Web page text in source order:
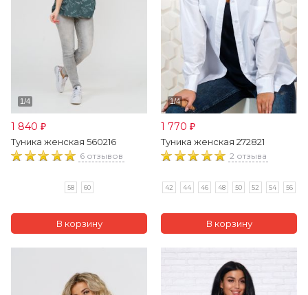
1 840 ₽
Туника женская 560216
6 отзывов
58 60
1 770 ₽
Туника женская 272821
2 отзыва
42 44 46 48 50 52 54 56